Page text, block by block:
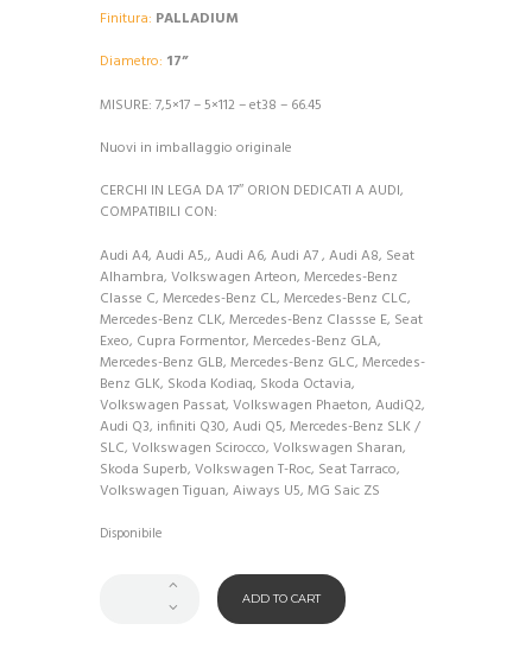
Finitura: PALLADIUM
Diametro: 17”
MISURE: 7,5×17 – 5×112– et38 – 66.45
Nuovi in imballaggio originale
CERCHI IN LEGA DA 17″ ORION DEDICATI A AUDI,
COMPATIBILI CON:
Audi A4, Audi A5,, Audi A6, Audi A7 , Audi A8, Seat
Alhambra, Volkswagen Arteon, Mercedes-Benz
Classe C, Mercedes-Benz CL, Mercedes-Benz CLC,
Mercedes-Benz CLK, Mercedes-Benz Classse E, Seat
Exeo, Cupra Formentor, Mercedes-Benz GLA,
Mercedes-Benz GLB, Mercedes-Benz GLC, Mercedes-
Benz GLK, Skoda Kodiaq, Skoda Octavia,
Volkswagen Passat, Volkswagen Phaeton, AudiQ2,
Audi Q3, infiniti Q30, Audi Q5, Mercedes-Benz SLK /
SLC, Volkswagen Scirocco, Volkswagen Sharan,
Skoda Superb, Volkswagen T-Roc, Seat Tarraco,
Volkswagen Tiguan, Aiways U5, MG Saic ZS
Disponibile
ADD TO CART